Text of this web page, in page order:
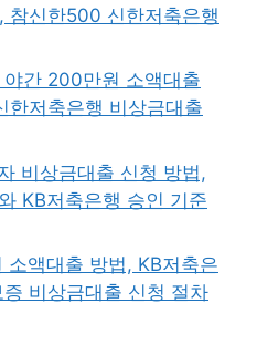
참신한500 신한저축은행
간 200만원 소액대출
한저축은행 비상금대출
비상금대출 신청 방법,
KB저축은행 승인 기준
소액대출 방법, KB저축은
비상금대출 신청 절차